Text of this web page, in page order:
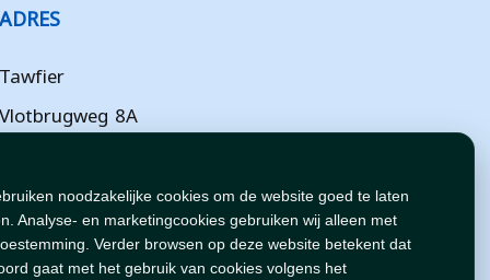
noodzakelijke cookies om de website goed te laten
Analyse- en marketingcookies gebruiken wij alleen met
Verder browsen op deze website betekent dat
gaat met het gebruik van cookies volgens het
ADRES
Tawfier
Vlotbrugweg 8A
Flevoland
NL